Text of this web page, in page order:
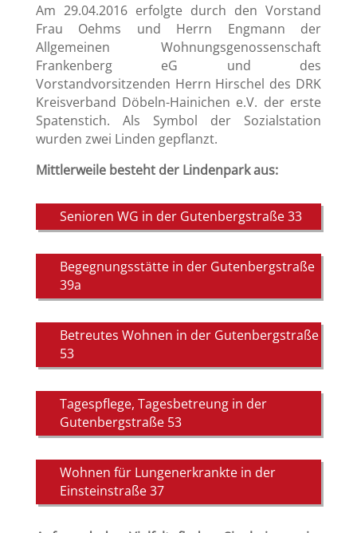
Am 29.04.2016 erfolgte durch den Vorstand
Frau Oehms und Herrn Engmann der
Allgemeinen Wohnungsgenossenschaft
Frankenberg eG und des
Vorstandvorsitzenden Herrn Hirschel des DRK
Kreisverband Döbeln-Hainichen e.V. der erste
Spatenstich. Als Symbol der Sozialstation
wurden zwei Linden gepflanzt.
Mittlerweile besteht der Lindenpark aus:
Senioren WG in der Gutenbergstraße 33
Begegnungsstätte in der Gutenbergstraße
39a
Betreutes Wohnen in der Gutenbergstraße
53
Tagespflege, Tagesbetreung in der
Gutenbergstraße 53
Wohnen für Lungenerkrankte in der
Einsteinstraße 37